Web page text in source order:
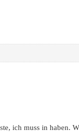
ich muss in haben.